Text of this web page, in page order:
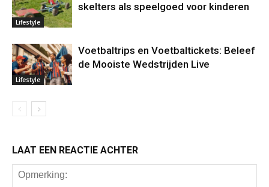
Lifestyle
skelters als speelgoed voor kinderen
Lifestyle
Voetbaltrips en Voetbaltickets: Beleef
de Mooiste Wedstrijden Live
LAAT EEN REACTIE ACHTER